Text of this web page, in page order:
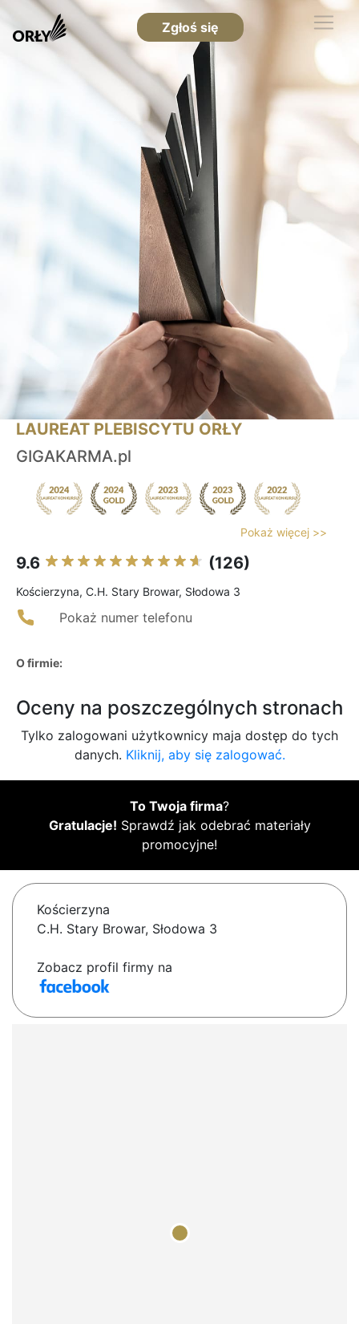
Zgłoś się
LAUREAT PLEBISCYTU ORŁY
GIGAKARMA.pl
Pokaż więcej >>
9.6 (126)
Kościerzyna, C.H. Stary Browar, Słodowa 3
Pokaż numer telefonu
O firmie:
Oceny na poszczególnych stronach
Tylko zalogowani użytkownicy maja dostęp do tych
danych. Kliknij, aby się zalogować.
To Twoja firma?
Gratulacje! Sprawdź jak odebrać materiały
promocyjne!
Kościerzyna
C.H. Stary Browar, Słodowa 3
Zobacz profil firmy na